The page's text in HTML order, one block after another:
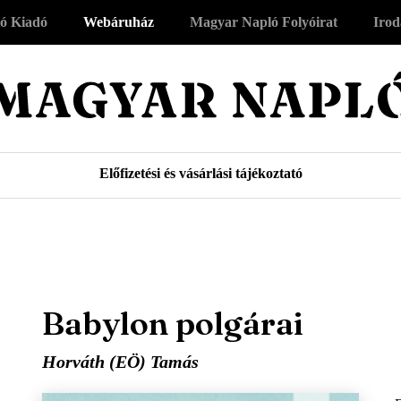
Kiadó Webáruház
Előfizetési és vásárlási tájékoztató
Magyar Napló Folyóirat
Babylon polgárai
Horváth (EÖ) Tamás